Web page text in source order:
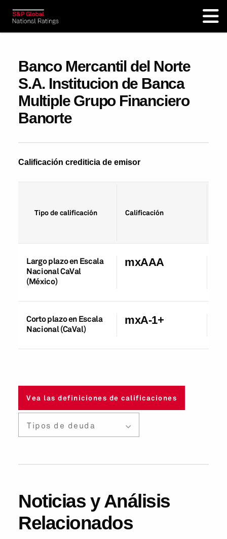
Banco Mercantil del Norte
S.A. Institucion de Banca
Multiple Grupo Financiero
Banorte
Calificación crediticia de emisor
Tipo de calificación Calificación
Largo plazo en Escala
Nacional CaVal
(México)
mxAAA
Corto plazo en Escala
Nacional (CaVal)
mxA-1+
Vea las definiciones de calificaciones
Tipos de deuda
Noticias y Análisis
Relacionados